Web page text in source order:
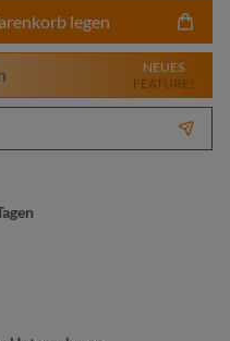
gewünschten
legen
NEUES
FEATURE!